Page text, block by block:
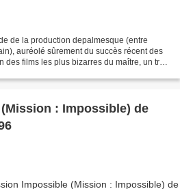
de la production depalmesque (entre
auréolé sûrement du succès récent des
des films les plus bizarres du maître, un truc
: Impossible) de